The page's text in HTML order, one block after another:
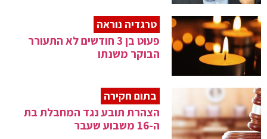
טרגדיה נוראה
פעוט בן 3 חודשים לא התעורר
הבוקר משנתו
בתום חקירה
הצהרת תובע נגד המחבלת בת
ה-16 משבוע שעבר